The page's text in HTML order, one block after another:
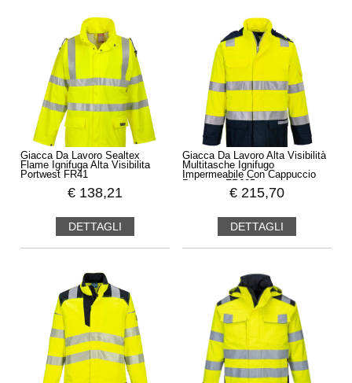
Giacca Da Lavoro Sealtex
Flame Ignifuga Alta Visibilita
Portwest FR41
€ 138,21
DETTAGLI
Giacca Da Lavoro Alta Visibilità
Multitasche Ignifugo
Impermeabile Con Cappuccio
€ 215,70
DETTAGLI